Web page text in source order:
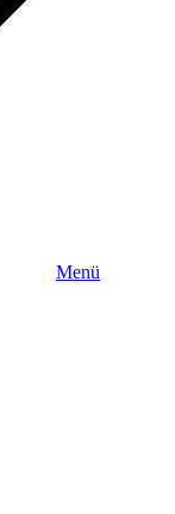
Menü